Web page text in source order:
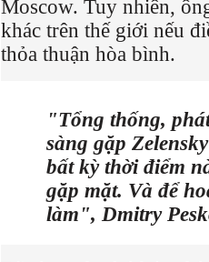
Moscow. Tuy nhiên,
khác trên thế giới nếu
thỏa thuận hòa bình.
"Tổng thống,
sàng gặp
bất kỳ thời điểm
gặp mặt. Và để
làm", Dmitry